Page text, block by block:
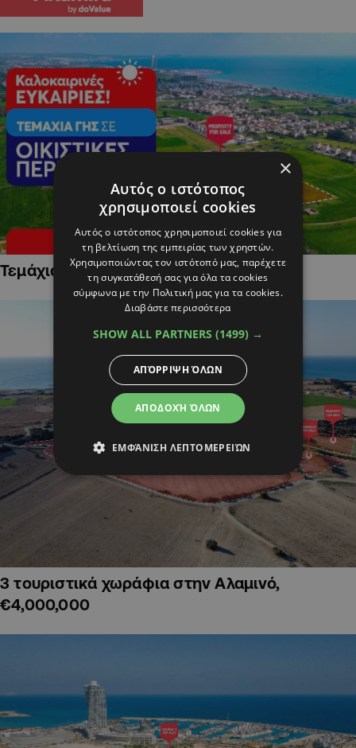
Τεμάχια Γης σε Οικιστικές Περιοχές
3 τουριστικά χωράφια στην Αλαμινό,
€4,000,000
×
Αυτός ο ιστότοπος
χρησιμοποιεί cookies
Αυτός ο ιστότοπος χρησιμοποιεί cookies για
τη βελτίωση της εμπειρίας των χρηστών.
Χρησιμοποιώντας τον ιστότοπό μας, παρέχετε
τη συγκατάθεσή σας για όλα τα cookies
σύμφωνα με την Πολιτική μας για τα cookies.
Διαβάστε περισσότερα
SHOW ALL PARTNERS (1499) →
ΑΠΟΔΟΧΉ ΌΛΩΝ
ΑΠΌΡΡΙΨΗ ΌΛΩΝ
ΕΜΦΆΝΙΣΗ ΛΕΠΤΟΜΕΡΕΙΏΝ